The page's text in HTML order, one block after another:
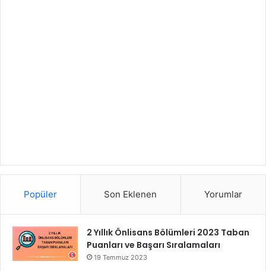
Popüler Son Eklenen Yorumlar
2 Yıllık Önlisans Bölümleri 2023 Taban
Puanları ve Başarı Sıralamaları
19 Temmuz 2023